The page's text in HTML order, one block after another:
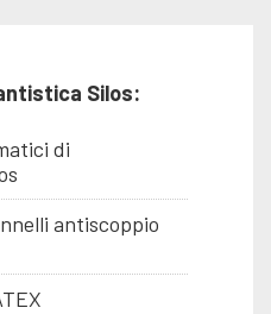
Silos:
di
antiscoppio